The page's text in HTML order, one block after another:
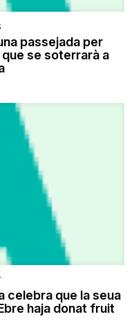
passejada per
se soterrarà a
celebra que la seua
haja donat fruit